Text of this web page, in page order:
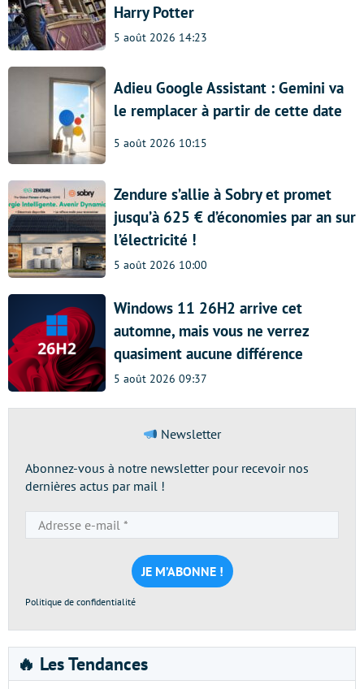
Harry Potter
5 août 2026 14:23
Adieu Google Assistant : Gemini va
le remplacer à partir de cette date
5 août 2026 10:15
Zendure s’allie à Sobry et promet
jusqu’à 625 € d’économies par an sur
l’électricité !
5 août 2026 10:00
Windows 11 26H2 arrive cet
automne, mais vous ne verrez
quasiment aucune différence
5 août 2026 09:37
Newsletter
Abonnez-vous à notre newsletter pour recevoir nos
dernières actus par mail !
e-
mail
*
Politique de confidentialité
🔥 Les Tendances